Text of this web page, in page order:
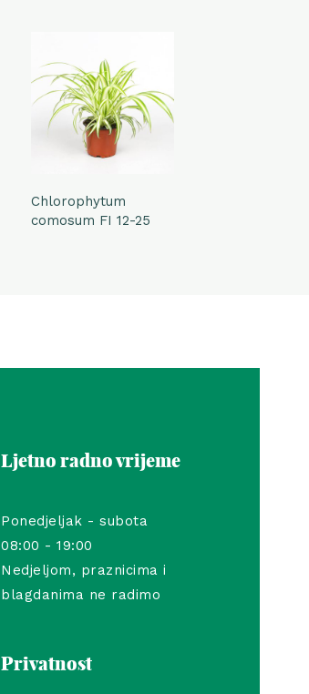
Chlorophytum
comosum FI 12-25
Ljetno radno vrijeme
Ponedjeljak - subota
08:00 - 19:00
Nedjeljom, praznicima i
blagdanima ne radimo
Privatnost